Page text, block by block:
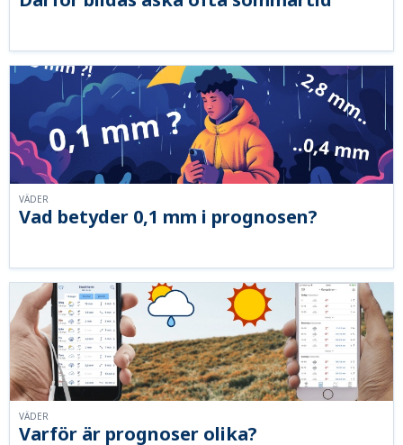
Vad betyder 0,1 mm i prognosen?
VÄDER
Varför är prognoser olika?
VÄDER